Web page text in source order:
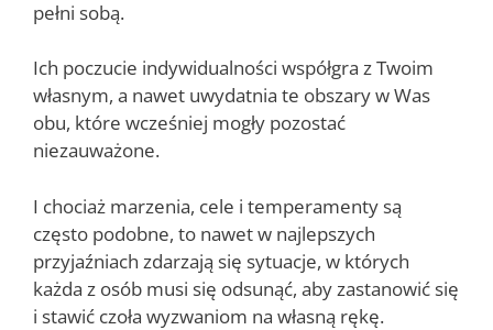
pełni sobą.
Ich poczucie indywidualności współgra z Twoim
własnym, a nawet uwydatnia te obszary w Was
obu, które wcześniej mogły pozostać
niezauważone.
I chociaż marzenia, cele i temperamenty są
często podobne, to nawet w najlepszych
przyjaźniach zdarzają się sytuacje, w których
każda z osób musi się odsunąć, aby zastanowić się
i stawić czoła wyzwaniom na własną rękę.